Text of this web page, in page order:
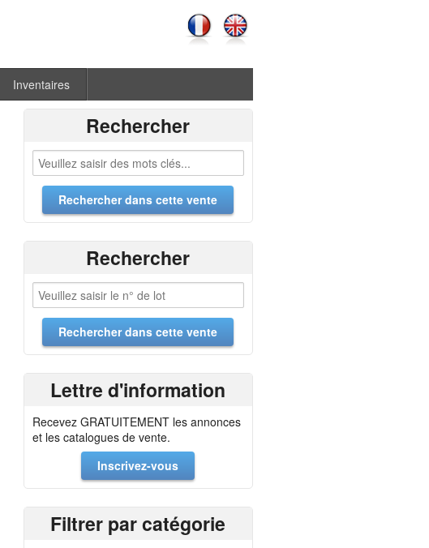
Inventaires
Rechercher
Rechercher
Lettre d'information
Recevez GRATUITEMENT les annonces
et les catalogues de vente.
Inscrivez-vous
Filtrer par catégorie